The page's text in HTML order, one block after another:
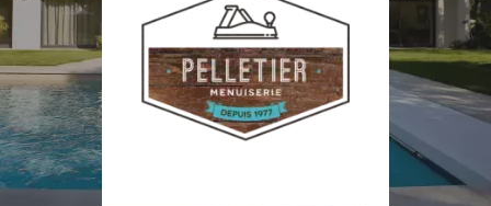
BOIS
BAIES VITRÉES
PORTES D’ENTRÉELES INTEMPORELLES
LES LUMINEUSES
VOLETS ROULANTS
PERGOLAS